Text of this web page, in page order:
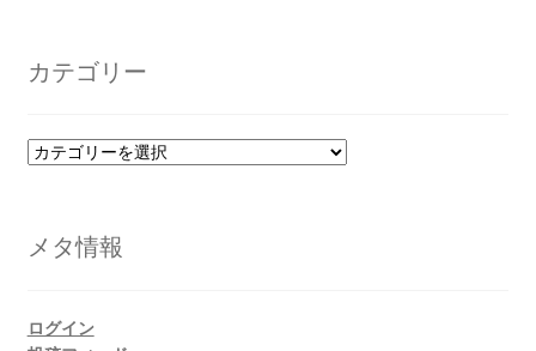
ブ
カテゴリー
カ
ー
メタ情報
ログイン